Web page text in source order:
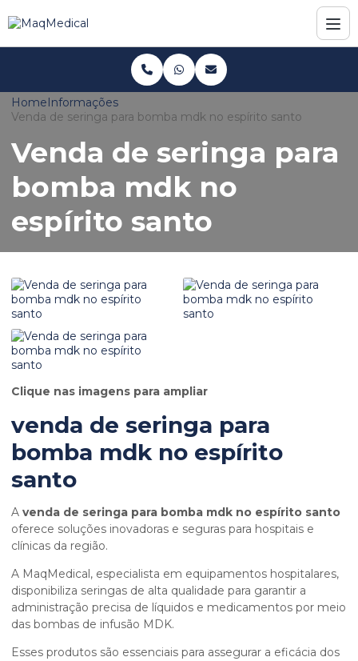
HomeInformações
Venda de seringa para bomba mdk no espírito santo
Venda de seringa para
bomba mdk no
espírito santo
Clique nas imagens para ampliar
venda de seringa para
bomba mdk no espírito
santo
A venda de seringa para bomba mdk no espírito santo
oferece soluções inovadoras e seguras para hospitais e
clínicas da região.
A MaqMedical, especialista em equipamentos hospitalares,
disponibiliza seringas de alta qualidade para garantir a
administração precisa de líquidos e medicamentos por meio
das bombas de infusão MDK.
Esses produtos são essenciais para assegurar a eficácia dos